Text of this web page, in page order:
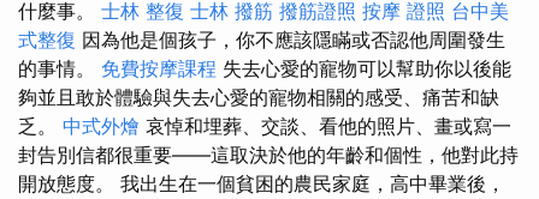
什麼事。 士林 整復 士林 撥筋 撥筋證照 按摩 證照 台中美
式整復 因為他是個孩子，你不應該隱瞞或否認他周圍發生
的事情。 免費按摩課程 失去心愛的寵物可以幫助你以後能
夠並且敢於體驗與失去心愛的寵物相關的感受、痛苦和缺
乏。 中式外燴 哀悼和埋葬、交談、看他的照片、畫或寫一
封告別信都很重要——這取決於他的年齡和個性，他對此持
開放態度。 我出生在一個貧困的農民家庭，高中畢業後，